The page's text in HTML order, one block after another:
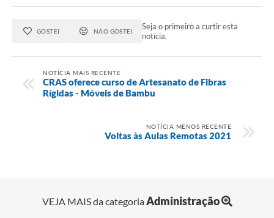
GOSTEI NÃO GOSTEI
Seja o primeiro a curtir esta
notícia.
NOTÍCIA MAIS RECENTE
CRAS oferece curso de Artesanato de Fibras
Rígidas - Móveis de Bambu
NOTÍCIA MENOS RECENTE
Voltas às Aulas Remotas 2021
VEJA MAIS da categoriaAdministração